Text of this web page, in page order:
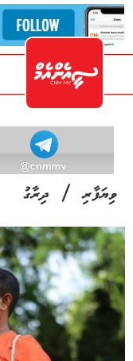
ވިޔަފާރި/ ދިރާގު